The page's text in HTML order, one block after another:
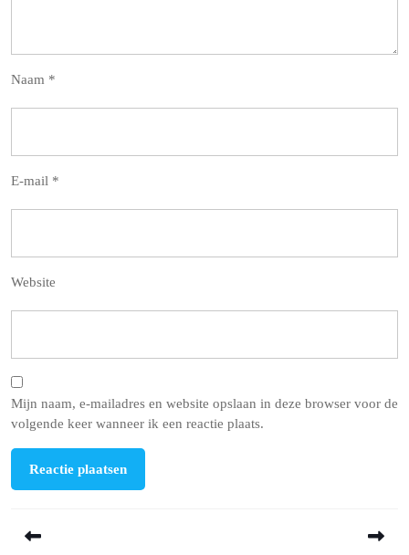
Naam *
E-mail *
Website
Mijn naam, e-mailadres en website opslaan in deze browser voor de
volgende keer wanneer ik een reactie plaats.